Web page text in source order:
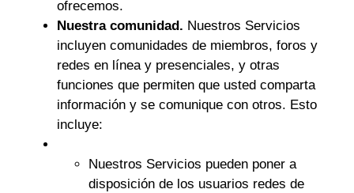
ofrecemos.
Nuestra comunidad. Nuestros Servicios
incluyen comunidades de miembros, foros y
redes en línea y presenciales, y otras
funciones que permiten que usted comparta
información y se comunique con otros. Esto
incluye:
Nuestros Servicios pueden poner a
disposición de los usuarios redes de